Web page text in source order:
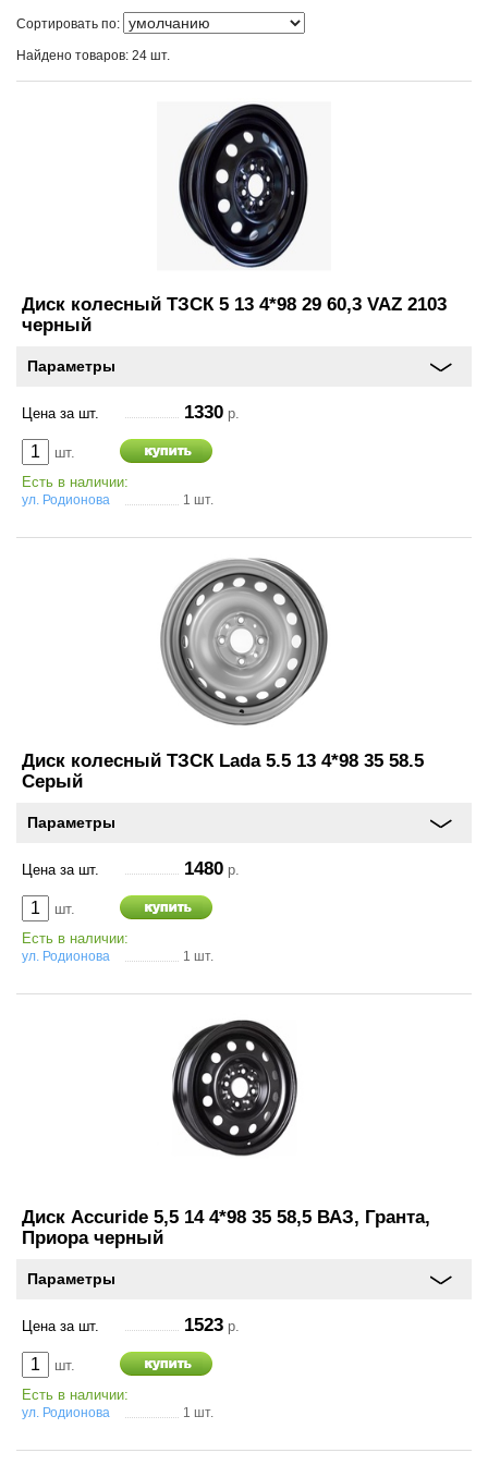
схема
проезда
сервисное обслуживание
Запчасти
Спорт туризм
Аксессуары
Услуги
Калькулятор
On-line запись на
сервисное обслуживание
Отзывы
Контакты
Сортировать по:
Найдено товаров: 24 шт.
Диск колесный ТЗСК 5 13 4*98 29 60,3 VAZ 2103
черный
Параметры
Цена за шт. 1330 р.
шт.
Есть в наличии:
ул. Родионова 1 шт.
Диск колесный ТЗСК Lada 5.5 13 4*98 35 58.5
Серый
Параметры
Цена за шт. 1480 р.
шт.
Есть в наличии:
ул. Родионова 1 шт.
Диск Accuride 5,5 14 4*98 35 58,5 ВАЗ, Гранта,
Приора черный
Параметры
Цена за шт. 1523 р.
шт.
Есть в наличии:
ул. Родионова 1 шт.